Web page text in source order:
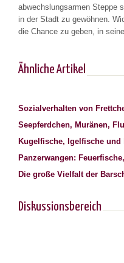
abwechslungsarmen Steppe
in der Stadt zu gewöhnen.
die Chance zu geben, in
Ähnliche Artikel
Sozialverhalten von
Seepferdchen, Muränen,
Kugelfische, Igelfische und
Panzerwangen:
Die große Vielfalt der
Diskussionsbereich